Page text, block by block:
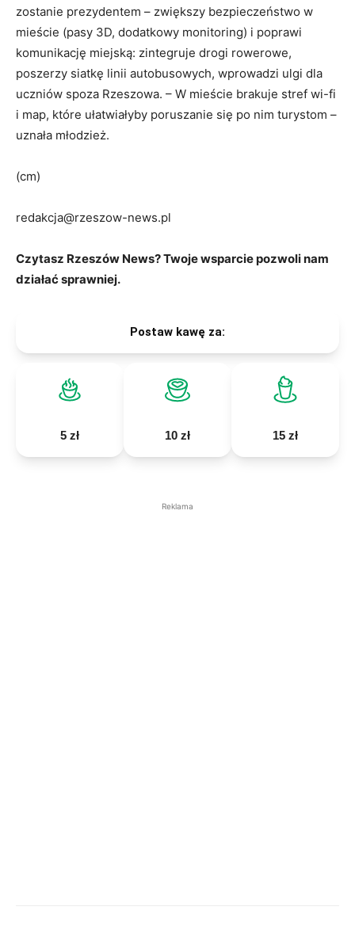
zostanie prezydentem – zwiększy bezpieczeństwo w
mieście (pasy 3D, dodatkowy monitoring) i poprawi
komunikację miejską: zintegruje drogi rowerowe,
poszerzy siatkę linii autobusowych, wprowadzi ulgi dla
uczniów spoza Rzeszowa. – W mieście brakuje stref wi-fi
i map, które ułatwiałyby poruszanie się po nim turystom –
uznała młodzież.
(cm)
redakcja@rzeszow-news.pl
Czytasz Rzeszów News? Twoje wsparcie pozwoli nam
działać sprawniej.
Postaw kawę za:
5 zł 10 zł 15 zł
Reklama